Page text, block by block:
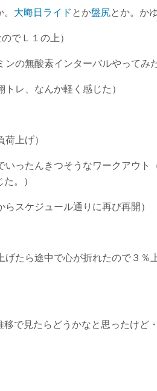
大晦日ライド とか盤尻とか。か
でＬ１の上）
無酸素インターバルやってみた
レ、なんか軽く感じた）
上げ）
ったんきつそうなワークアウ
。）
スケジュール通りに再び再開）
ら途中で心が折れたので３％上
で見たらどうかなと思ったけど